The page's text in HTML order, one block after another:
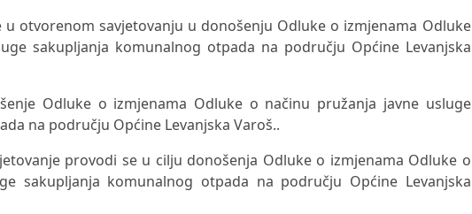
u otvorenom savjetovanju u donošenju Odluke o izmjenama Odluke
sakupljanja komunalnog otpada na području Općine Levanjska
Odluke o izmjenama Odluke o načinu pružanja javne usluge
na području Općine Levanjska Varoš..
provodi se u cilju donošenja Odluke o izmjenama Odluke o
sakupljanja komunalnog otpada na području Općine Levanjska